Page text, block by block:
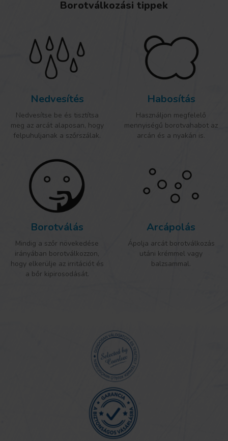
Borotválkozási tippek
Nedvesítés
Nedvesítse be és tisztítsa
meg az arcát alaposan, hogy
felpuhuljanak a szőrszálak.
Habosítás
Használjon megfelelő
mennyiségű borotvahabot az
arcán és a nyakán is.
Borotválás
Mindig a szőr növekedése
irányában borotválkozzon,
hogy elkerülje az irritációt és
a bőr kipirosodását.
Arcápolás
Ápolja arcát borotválkozás
utáni krémmel vagy
balzsammal.